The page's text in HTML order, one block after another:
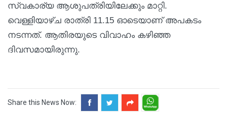
സ്വകാര്യ ആശുപത്രിയിലേക്കും മാറ്റി.
വെള്ളിയാഴ്ച രാത്രി 11.15 ഓടെയാണ് അപകടം
നടന്നത്. ആതിരയുടെ വിവാഹം കഴിഞ്ഞ
ദിവസമായിരുന്നു.
Share this News Now: